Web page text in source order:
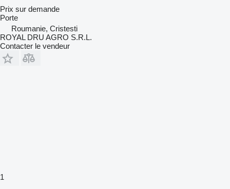
Prix sur demande
Porte
Roumanie, Cristesti
ROYAL DRU AGRO S.R.L.
Contacter le vendeur
1